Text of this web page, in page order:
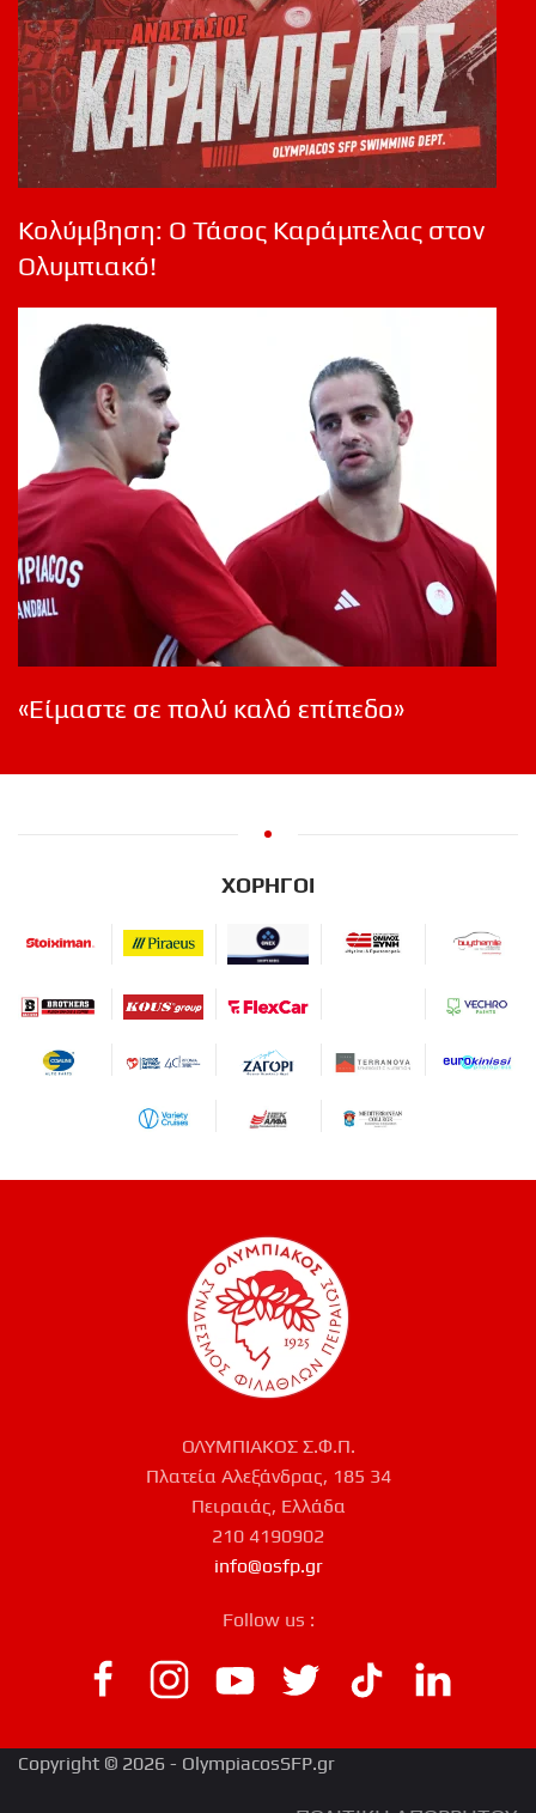
Κολύμβηση: Ο Τάσος Καράμπελας στον
Ολυμπιακό!
«Είμαστε σε πολύ καλό επίπεδο»
ΧΟΡΗΓΟΙ
ΟΛΥΜΠΙΑΚΟΣ Σ.Φ.Π.
Πλατεία Αλεξάνδρας, 185 34
Πειραιάς, Ελλάδα
210 4190902
info@osfp.gr
Follow us :
Copyright © 2026 - OlympiacosSFP.gr